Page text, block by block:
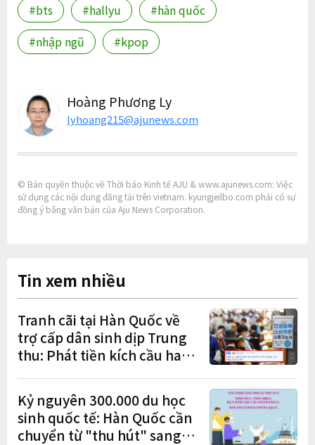
#bts #hallyu
#hàn quốc
#nhập ngũ
#kpop
Hoàng Phương Ly
lyhoang215@ajunews.com
© Bản quyền thuộc về Thời báo Kinh tế AJU & www.ajunews.com: Việc
sử dụng các nội dung đăng tải trên vietnam. kyungjeilbo.com phải có sự
đồng ý bằng văn bản của Aju News Corporation.
Tin xem nhiều
Tranh cãi tại Hàn Quốc về
trợ cấp dân sinh dịp Trung
thu: Phát tiền kích cầu hay
Kỷ nguyên 300.000 du học
sinh quốc tế: Hàn Quốc cần
chuyển từ "thu hút" sang